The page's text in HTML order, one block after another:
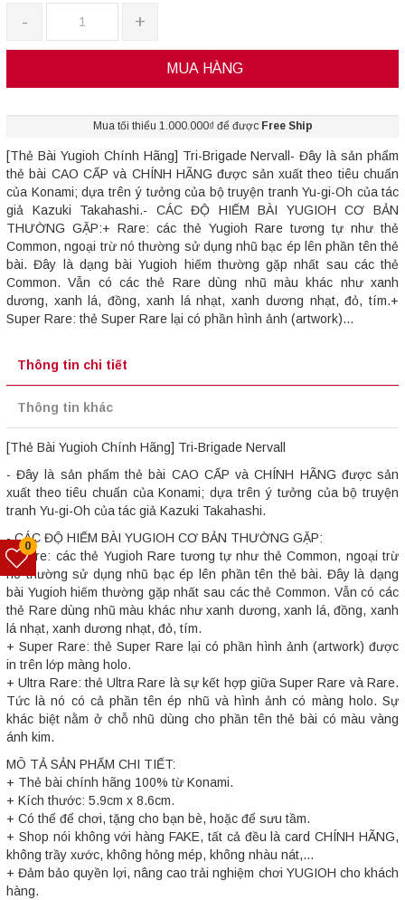
- +
MUA HÀNG
Mua tối thiểu 1.000.000₫ để được Free Ship
[Thẻ Bài Yugioh Chính Hãng] Tri-Brigade Nervall- Đây là sản phẩm
thẻ bài CAO CẤP và CHÍNH HÃNG được sản xuất theo tiêu chuẩn
của Konami; dựa trên ý tưởng của bộ truyện tranh Yu-gi-Oh của tác
giả Kazuki Takahashi.- CÁC ĐỘ HIẾM BÀI YUGIOH CƠ BẢN
THƯỜNG GẶP:+ Rare: các thẻ Yugioh Rare tương tự như thẻ
Common, ngoại trừ nó thường sử dụng nhũ bạc ép lên phần tên thẻ
bài. Đây là dạng bài Yugioh hiếm thường gặp nhất sau các thẻ
Common. Vẫn có các thẻ Rare dùng nhũ màu khác như xanh
dương, xanh lá, đồng, xanh lá nhạt, xanh dương nhạt, đỏ, tím.+
Super Rare: thẻ Super Rare lại có phần hình ảnh (artwork)...
Thông tin chi tiết
Thông tin khác
[Thẻ Bài Yugioh Chính Hãng] Tri-Brigade Nervall
- Đây là sản phẩm thẻ bài CAO CẤP và CHÍNH HÃNG được sản
xuất theo tiêu chuẩn của Konami; dựa trên ý tưởng của bộ truyện
tranh Yu-gi-Oh của tác giả Kazuki Takahashi.
- CÁC ĐỘ HIẾM BÀI YUGIOH CƠ BẢN THƯỜNG GẶP:
+ Rare: các thẻ Yugioh Rare tương tự như thẻ Common, ngoại trừ
nó thường sử dụng nhũ bạc ép lên phần tên thẻ bài. Đây là dạng
bài Yugioh hiếm thường gặp nhất sau các thẻ Common. Vẫn có các
thẻ Rare dùng nhũ màu khác như xanh dương, xanh lá, đồng, xanh
lá nhạt, xanh dương nhạt, đỏ, tím.
+ Super Rare: thẻ Super Rare lại có phần hình ảnh (artwork) được
in trên lớp màng holo.
+ Ultra Rare: thẻ Ultra Rare là sự kết hợp giữa Super Rare và Rare.
Tức là nó có cả phần tên ép nhũ và hình ảnh có màng holo. Sự
khác biệt nằm ở chỗ nhũ dùng cho phần tên thẻ bài có màu vàng
ánh kim.
MÔ TẢ SẢN PHẨM CHI TIẾT:
+ Thẻ bài chính hãng 100% từ Konami.
+ Kích thước: 5.9cm x 8.6cm.
+ Có thể để chơi, tặng cho bạn bè, hoặc để sưu tầm.
+ Shop nói không với hàng FAKE, tất cả đều là card CHÍNH HÃNG,
không trầy xước, không hỏng mép, không nhàu nát,...
+ Đảm bảo quyền lợi, nâng cao trải nghiệm chơi YUGIOH cho khách
hàng.
0